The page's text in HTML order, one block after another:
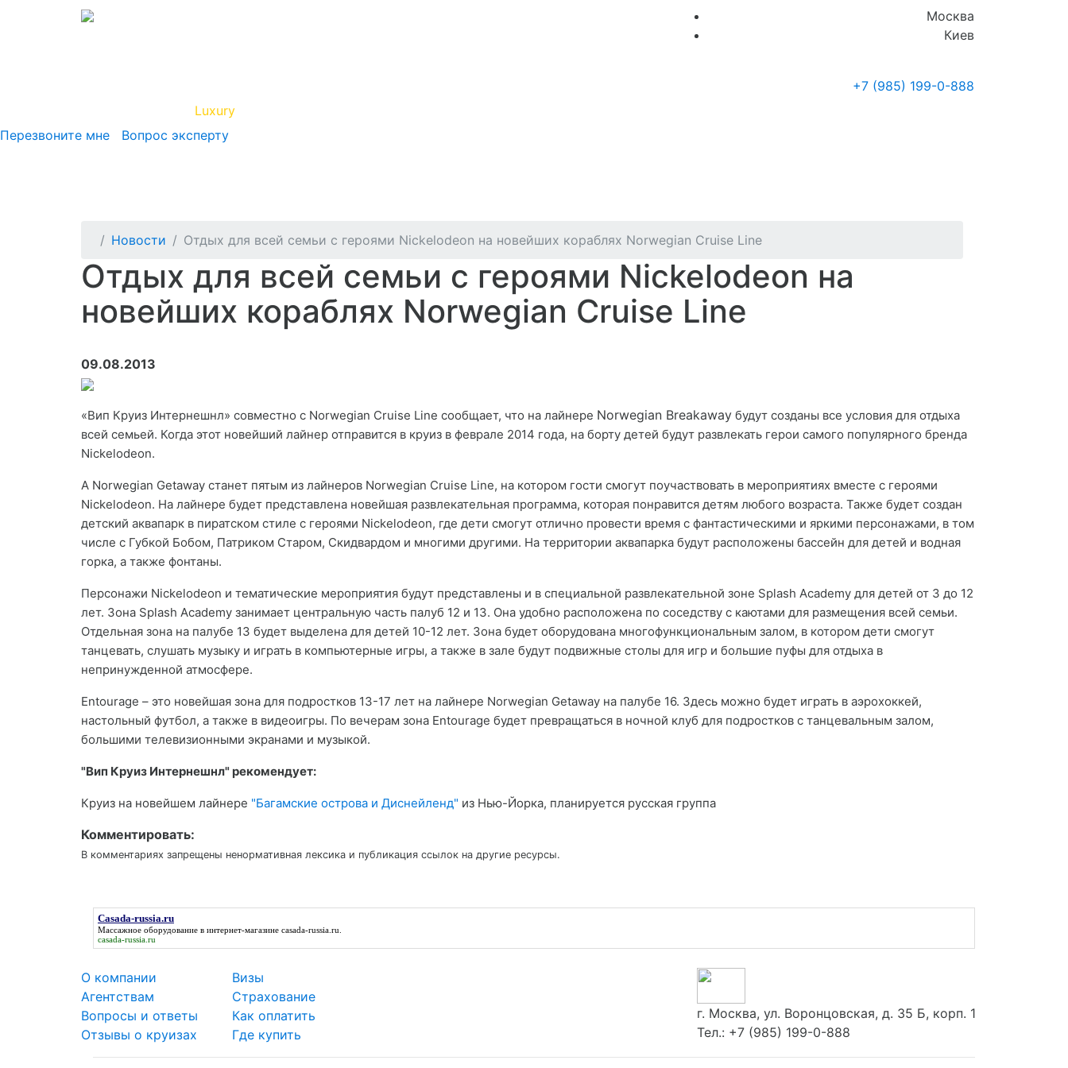
Москва
Киев
+7 (985) 199-0-888
Luxury
Перезвоните мне
Вопрос эксперту
Новости Отдых для всей семьи с героями Nickelodeon на новейших кораблях Norwegian Cruise Line
Отдых для всей семьи с героями Nickelodeon на
новейших кораблях Norwegian Cruise Line
09.08.2013
«Вип Круиз Интернешнл» совместно с Norwegian Cruise Line сообщает, что на лайнере Norwegian Breakaway будут созданы все условия для отдыха
всей семьей. Когда этот новейший лайнер отправится в круиз в феврале 2014 года, на борту детей будут развлекать герои самого популярного бренда
Nickelodeon.
А Norwegian Getaway станет пятым из лайнеров Norwegian Cruise Line, на котором гости смогут поучаствовать в мероприятиях вместе с героями
Nickelodeon. На лайнере будет представлена новейшая развлекательная программа, которая понравится детям любого возраста. Также будет создан
детский аквапарк в пиратском стиле с героями Nickelodeon, где дети смогут отлично провести время с фантастическими и яркими персонажами, в том
числе с Губкой Бобом, Патриком Старом, Скидвардом и многими другими. На территории аквапарка будут расположены бассейн для детей и водная
горка, а также фонтаны.
Персонажи Nickelodeon и тематические мероприятия будут представлены и в специальной развлекательной зоне Splash Academy для детей от 3 до 12
лет. Зона Splash Academy занимает центральную часть палуб 12 и 13. Она удобно расположена по соседству с каютами для размещения всей семьи.
Отдельная зона на палубе 13 будет выделена для детей 10-12 лет. Зона будет оборудована многофункциональным залом, в котором дети смогут
танцевать, слушать музыку и играть в компьютерные игры, а также в зале будут подвижные столы для игр и большие пуфы для отдыха в
непринужденной атмосфере.
Entourage – это новейшая зона для подростков 13-17 лет на лайнере Norwegian Getaway на палубе 16. Здесь можно будет играть в аэрохоккей,
настольный футбол, а также в видеоигры. По вечерам зона Entourage будет превращаться в ночной клуб для подростков с танцевальным залом,
большими телевизионными экранами и музыкой.
"Вип Круиз Интернешнл" рекомендует:
Круиз на новейшем лайнере "Багамские острова и Диснейленд" из Нью-Йорка, планируется русская группа
Комментировать:
В комментариях запрещены ненормативная лексика и публикация ссылок на другие ресурсы.
Casada-russia.ru
Массажное оборудование в интернет-магазине casada-russia.ru
casada-russia.ru
О компании
Агентствам
Вопросы и ответы
Отзывы о круизах
Визы
Страхование
Как оплатить
Где купить
г. Москва, ул. Воронцовская, д. 35 Б, корп. 1
Тел.: +7 (985) 199-0-888